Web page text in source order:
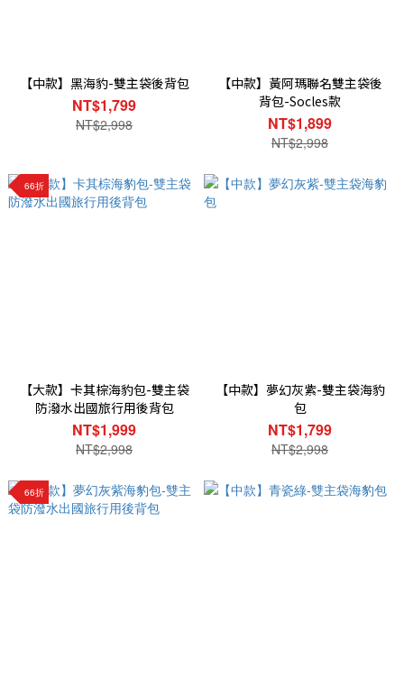
【中款】黑海豹-雙主袋後背包
NT$1,799
NT$2,998
【中款】黃阿瑪聯名雙主袋後
背包-Socles款
NT$1,899
NT$2,998
66折
【大款】卡其棕海豹包-雙主袋
防潑水出國旅行用後背包
NT$1,999
NT$2,998
【中款】夢幻灰紫-雙主袋海豹
包
NT$1,799
NT$2,998
66折